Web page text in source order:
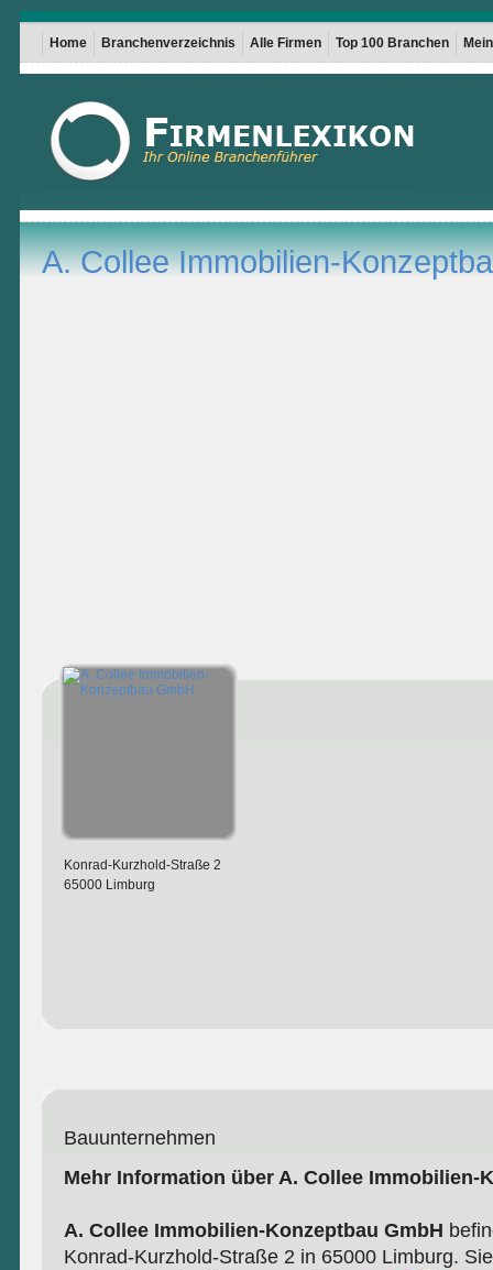
Home Branchenverzeichnis Alle Firmen Top 100 Branchen
A. Collee Immobilien-
Konrad-Kurzhold-Straße 2
65000 Limburg
Bauunternehmen
Mehr Information über A. Collee Immobilien-
A. Collee Immobilien-Konzeptbau GmbH
Konrad-Kurzhold-Straße 2 in 65000 Limburg.